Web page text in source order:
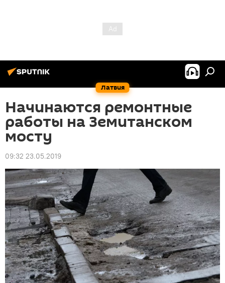
Латвия
Начинаются ремонтные
работы на Земитанском
мосту
09:32 23.05.2019